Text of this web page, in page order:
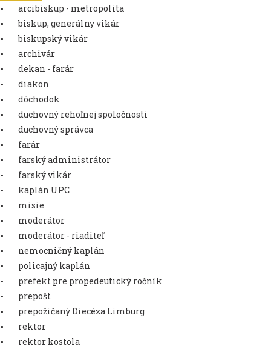
arcibiskup - metropolita
biskup, generálny vikár
biskupský vikár
archivár
dekan - farár
diakon
dôchodok
duchovný rehoľnej spoločnosti
duchovný správca
farár
farský administrátor
farský vikár
kaplán UPC
misie
moderátor
moderátor - riaditeľ
nemocničný kaplán
policajný kaplán
prefekt pre propedeutický ročník
prepošt
prepožičaný Diecéza Limburg
rektor
rektor kostola